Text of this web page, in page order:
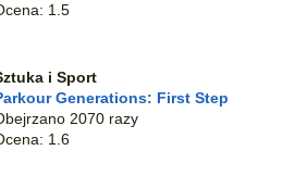
1.5
i Sport
Generations: First Step
2070 razy
1.6